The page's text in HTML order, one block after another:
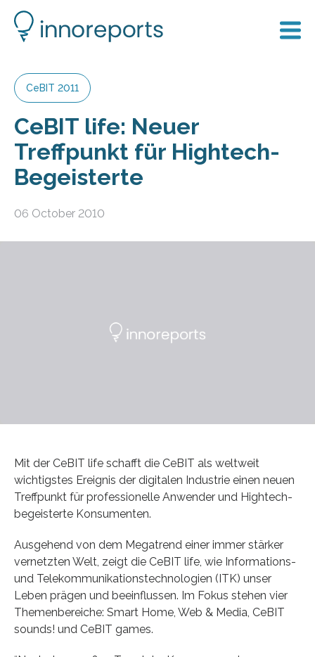
CeBIT 2011
CeBIT life: Neuer
Treffpunkt für Hightech-
Begeisterte
06 October 2010
Mit der CeBIT life schafft die CeBIT als weltweit
wichtigstes Ereignis der digitalen Industrie einen neuen
Treffpunkt für professionelle Anwender und Hightech-
begeisterte Konsumenten.
Ausgehend von dem Megatrend einer immer stärker
vernetzten Welt, zeigt die CeBIT life, wie Informations-
und Telekommunikationstechnologien (ITK) unser
Leben prägen und beeinflussen. Im Fokus stehen vier
Themenbereiche: Smart Home, Web & Media, CeBIT
sounds! und CeBIT games.